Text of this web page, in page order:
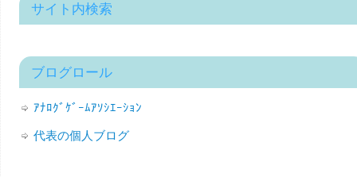
サイト内検索
ブログロール
ｱﾅﾛｸﾞｹﾞｰﾑｱｿｼｴｰｼｮﾝ
代表の個人ブログ